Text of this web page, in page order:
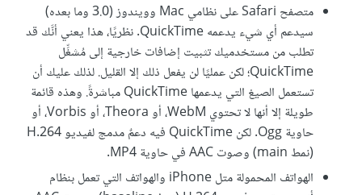
متصفح Safari على نظامي Mac وويندوز (3.0 وما بعده)
سيدعم أي شيء يدعمه QuickTime. نظريًا، هذا يعني أنَّك قد
تطلب من مستخدميك تثبيت إضافات خارجية إلى مُشغِّل
QuickTime؛ لكن عمليًا لن يفعل ذلك إلا القليل. لذلك عليك أن
تستعمل الصيغ التي يدعمها QuickTime مباشرةً. وهذه قائمة
طويلة إلا أنها لا تحتوي WebM، أو Theora، أو Vorbis، أو
(نمط main) وصوت AAC في حاوية MP4.
الهواتف المحمولة متل iPhone والهواتف التي تعمل بنظام